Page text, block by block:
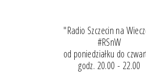
"Radio Szczecin na
#RSnW
od poniedziałku do
godz. 20.00 - 22.00